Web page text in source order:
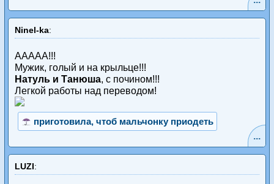
Ninel-ka:
ААААА!!!
Мужик, голый и на крыльце!!!
Натуль и Танюша, с почином!!!
Легкой работы над переводом!
приготовила, чтоб мальчонку приодеть
...
LUZI: